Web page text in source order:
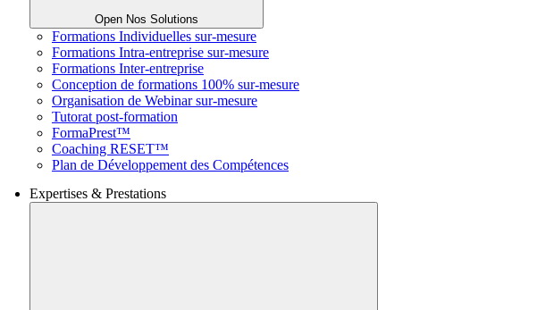
Open Nos Solutions
Formations Individuelles sur-mesure
Formations Intra-entreprise sur-mesure
Formations Inter-entreprise
Conception de formations 100% sur-mesure
Organisation de Webinar sur-mesure
Tutorat post-formation
FormaPrest™
Coaching RESET™
Plan de Développement des Compétences
Expertises & Prestations